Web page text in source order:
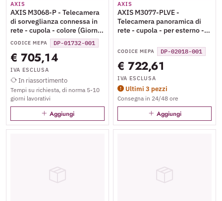
AXIS
AXIS M3068-P - Telecamera
di sorveglianza connessa in
rete - cupola - colore (Giorno
e notte) - 12 MP - 2880 x 2880
- iride fissa - focale fisso -
audio - LAN 10/100 - MJPEG,
H.264, H.265, MPEG-4 AVC -
PoE
CODICE MEPA DP-01732-001
€ 705,14
IVA ESCLUSA
In riassortimento
Tempi su richiesta, di norma 5-10
giorni lavorativi
Aggiungi
AXIS
AXIS M3077-PLVE -
Telecamera panoramica di
rete - cupola - per esterno -
impermeabile - colore
(Giorno e notte) - 6 MP - 2016
x 2016 - iride fissa - focale
fisso - audio - MJPEG, H.264,
H.265 - PoE Class 3
CODICE MEPA DP-02018-001
€ 722,61
IVA ESCLUSA
Ultimi 3 pezzi
Consegna in 24/48 ore
Aggiungi